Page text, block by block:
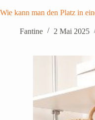
Wie kann man den Platz in
Fantine 2 Mai 2025